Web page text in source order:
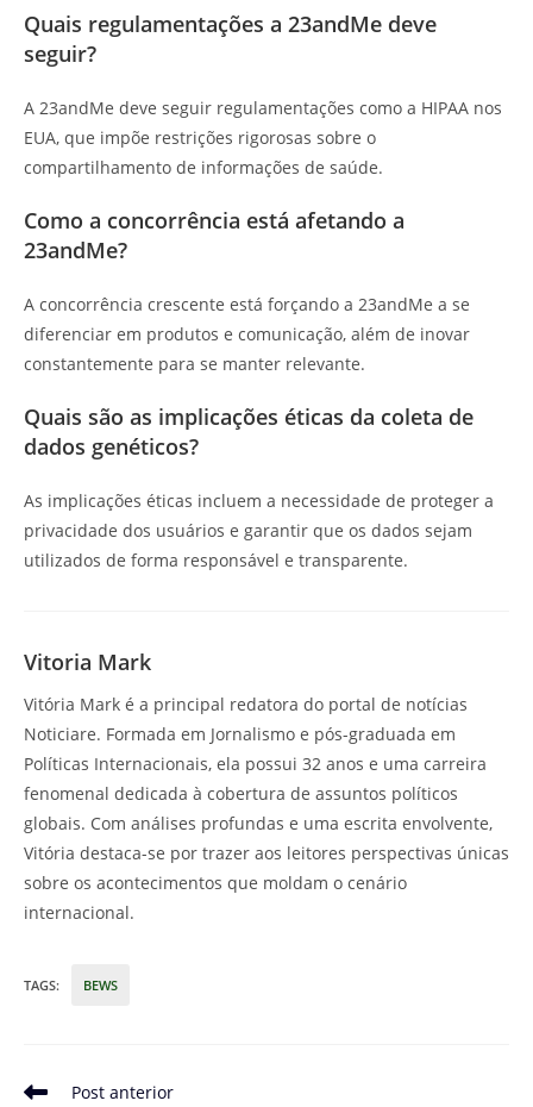
Quais regulamentações a 23andMe deve
seguir?
A 23andMe deve seguir regulamentações como a HIPAA nos
EUA, que impõe restrições rigorosas sobre o
compartilhamento de informações de saúde.
Como a concorrência está afetando a
23andMe?
A concorrência crescente está forçando a 23andMe a se
diferenciar em produtos e comunicação, além de inovar
constantemente para se manter relevante.
Quais são as implicações éticas da coleta de
dados genéticos?
As implicações éticas incluem a necessidade de proteger a
privacidade dos usuários e garantir que os dados sejam
utilizados de forma responsável e transparente.
Vitoria Mark
Vitória Mark é a principal redatora do portal de notícias
Noticiare. Formada em Jornalismo e pós-graduada em
Políticas Internacionais, ela possui 32 anos e uma carreira
fenomenal dedicada à cobertura de assuntos políticos
globais. Com análises profundas e uma escrita envolvente,
Vitória destaca-se por trazer aos leitores perspectivas únicas
sobre os acontecimentos que moldam o cenário
internacional.
TAGS: BEWS
Leia
Post anterior